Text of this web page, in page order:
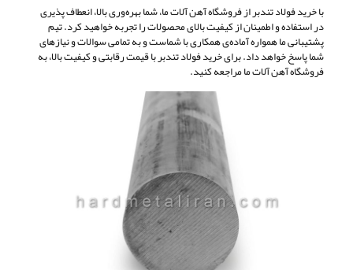
با خرید فولاد تندبر از فروشگاه آهن آلات ما، شما بهره‌وری بالا، انعطاف پذیری
در استفاده و اطمینان از کیفیت بالای محصولات را تجربه خواهید کرد. تیم
پشتیبانی ما همواره آماده‌ی همکاری با شماست و به تمامی سوالات و نیازهای
شما پاسخ خواهد داد. برای خرید فولاد تندبر با قیمت رقابتی و کیفیت بالا، به
فروشگاه آهن آلات ما مراجعه کنید.